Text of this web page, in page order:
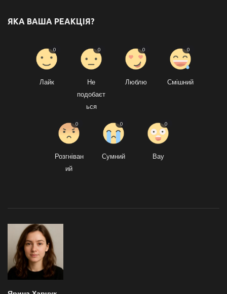
ЯКА ВАША РЕАКЦІЯ?
Лайк
0
Не
подобаєт
ься
0
Люблю
0
Смішний
0
Розгніван
ий
0
Сумний
0
Вау
0